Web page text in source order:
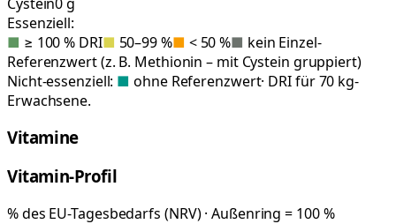
Essenziell:
■ ≥ 100 % DRI■ 50–99 %■ < 50 %■ kein Einzel-
Referenzwert (z. B. Methionin – mit Cystein gruppiert)
Nicht-essenziell: ■ ohne Referenzwert· DRI für 70 kg-
Erwachsene.
Vitamine
Vitamin-Profil
% des EU-Tagesbedarfs (NRV) · Außenring = 100 %